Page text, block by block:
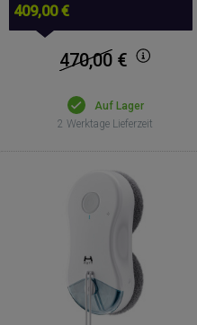
409,00 €
470,00 €
Auf Lager
2 Werktage Lieferzeit